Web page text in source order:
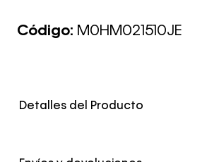
Código: M0HM021510JE
Detalles del Producto